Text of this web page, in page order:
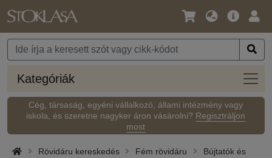
Nyelv
Pénznem
Fő
Kategóriák
Cég, társaság, egyéni vállalkozó, állami intézmény vagy
iskola, és szeretne nagyker áron vásárolni? Regisztráljon
most
Rövidáru kereskedés Fém rövidáru
Bújtatók és